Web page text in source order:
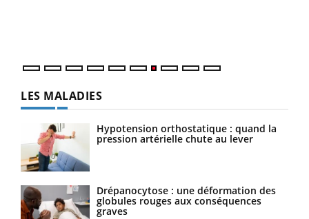
LES MALADIES
Hypotension orthostatique : quand la
pression artérielle chute au lever
Drépanocytose : une déformation des
globules rouges aux conséquences
graves